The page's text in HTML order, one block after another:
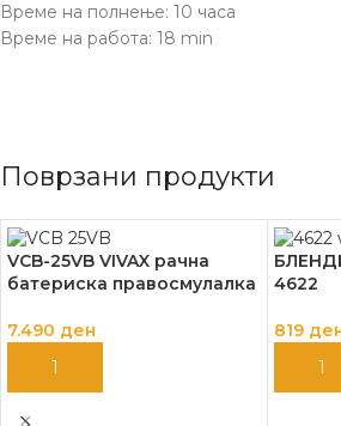
Време на полнење: 10 часа
Време на работа: 18 min
Поврзани продукти
VCB-25VB VIVAX рачна
батериска правосмулалка
7.490 ден
ДОДАЈ ВО КОШНИЦА
4622
819